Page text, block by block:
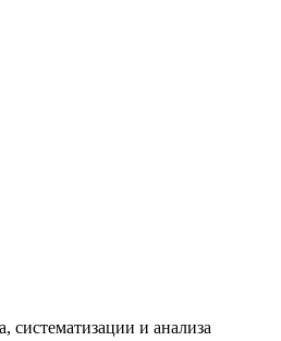
и анализа